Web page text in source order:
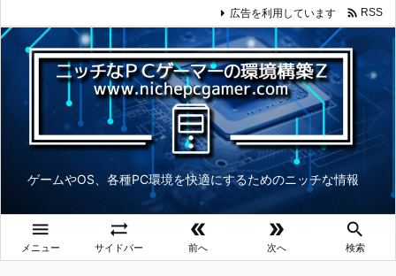
ゲームやOS、各種PC環境を快適にするためのニッチな情報

メニュー

サイドバー

前へ

次へ

検索
広告を利用しています  RSS